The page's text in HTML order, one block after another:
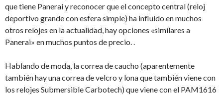
que tiene Panerai y reconocer que el concepto central (reloj
deportivo grande con esfera simple) ha influido en muchos
otros relojes en la actualidad, hay opciones «similares a
Panerai» en muchos puntos de precio. .
Hablando de moda, la correa de caucho (aparentemente
también hay una correa de velcro y lona que también viene con
los relojes Submersible Carbotech) que viene con el PAM1616